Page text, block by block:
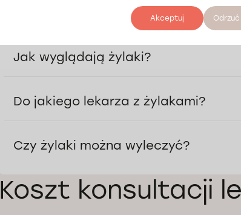
naczynia na nogach, łydkach lub udach.
Jak wyglądają żylaki?
Do jakiego lekarza z żylakami?
Czy żylaki można wyleczyć?
Koszt konsultacji
Akceptuj